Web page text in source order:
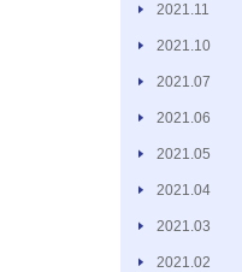
2021.11
2021.10
2021.07
2021.06
2021.05
2021.04
2021.03
2021.02